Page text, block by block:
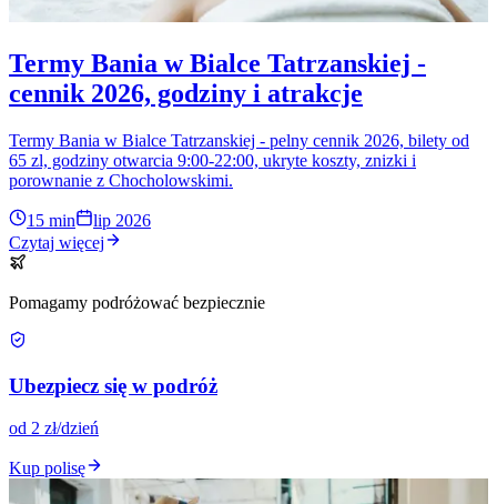
Termy Bania w Bialce Tatrzanskiej -
cennik 2026, godziny i atrakcje
Termy Bania w Bialce Tatrzanskiej - pelny cennik 2026, bilety od
65 zl, godziny otwarcia 9:00-22:00, ukryte koszty, znizki i
porownanie z Chocholowskimi.
15 min
lip 2026
Czytaj więcej
Pomagamy podróżować bezpiecznie
Ubezpiecz się w podróż
od 2 zł/dzień
Kup polisę